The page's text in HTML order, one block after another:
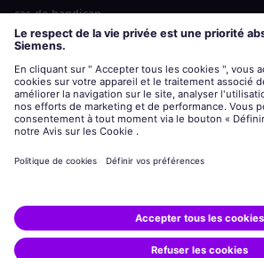
cas de handicap
Labor Condition Application (Formulaire sur
siemens-energy.comSite Internet
Informations sur l’entreprise
Avis de
Siemens Energy est une marque déposée de